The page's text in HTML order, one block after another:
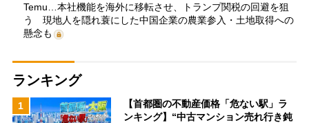
Temu…本社機能を海外に移転させ、トランプ関税の回避を狙
う 現地人を隠れ蓑にした中国企業の農業参入・土地取得への
懸念も
ランキング
1
【首都圏の不動産価格「危ない駅」ラ
ンキング】“中古マンション売れ行き鈍